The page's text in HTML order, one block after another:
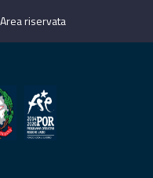
Area riservata